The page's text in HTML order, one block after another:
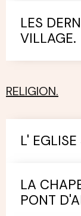
LES
VILLAGE.
RELIGION.
L'
LA
PONT